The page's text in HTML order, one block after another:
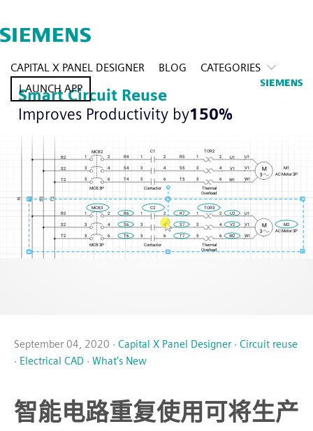
CAPITAL X PANEL DESIGNER BLOG
CATEGORIES
LAUNCH APP
September 04, 2020 · Capital X Panel Designer · Circuit reuse
· Electrical CAD · What's New
智能电路重复使用可将生产